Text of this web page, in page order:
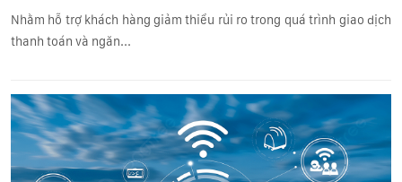
Nhằm hỗ trợ khách hàng giảm thiểu rủi ro trong quá trình giao dịch
thanh toán và ngăn...